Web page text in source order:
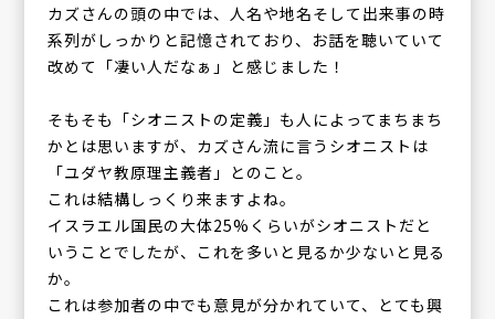
カズさんの頭の中では、人名や地名そして出来事の時
系列がしっかりと記憶されており、お話を聴いていて
改めて「凄い人だなぁ」と感じました！
そもそも「シオニストの定義」も人によってまちまち
かとは思いますが、カズさん流に言うシオニストは
「ユダヤ教原理主義者」とのこと。
これは結構しっくり来ますよね。
イスラエル国民の大体25%くらいがシオニストだと
いうことでしたが、これを多いと見るか少ないと見る
か。
これは参加者の中でも意見が分かれていて、とても興